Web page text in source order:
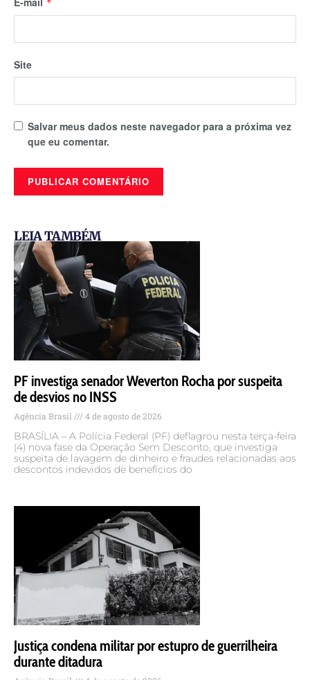
Site
Salvar meus dados neste navegador para a próxima vez
que eu comentar.
LEIA TAMBÉM
PF investiga senador Weverton Rocha por suspeita
de desvios no INSS
Agência Brasil 4 de agosto de 2026
BRASÍLIA – A Polícia Federal (PF) deflagrou nesta terça-feira
(4) nova fase da Operação Sem Desconto, que investiga
suspeita de lavagem de dinheiro e fraudes relacionadas aos
descontos indevidos de benefícios do
Justiça condena militar por estupro de guerrilheira
durante ditadura